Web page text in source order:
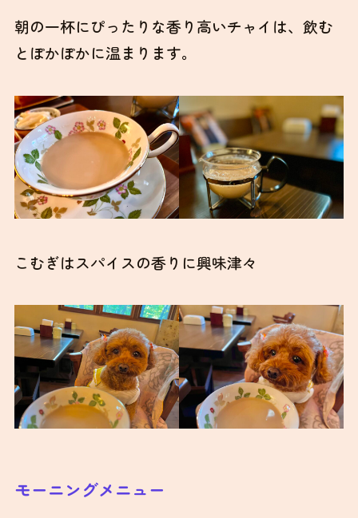
朝の一杯にぴったりな香り高いチャイは、飲む
とぽかぽかに温まります。
こむぎはスパイスの香りに興味津々
モーニングメニュー